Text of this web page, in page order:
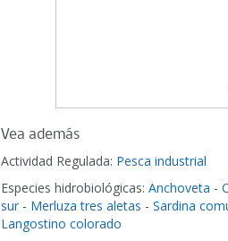
Vea además
Actividad Regulada: Pesca industrial
Especies hidrobiológicas: Anchoveta -
sur - Merluza tres aletas - Sardina
Langostino colorado